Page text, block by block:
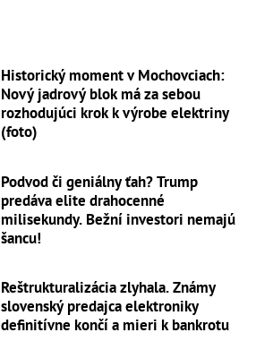
Historický moment v Mochovciach:
Nový jadrový blok má za sebou
rozhodujúci krok k výrobe elektriny
(foto)
Podvod či geniálny ťah? Trump
predáva elite drahocenné
milisekundy. Bežní investori nemajú
šancu!
Reštrukturalizácia zlyhala. Známy
slovenský predajca elektroniky
definitívne končí a mieri k bankrotu